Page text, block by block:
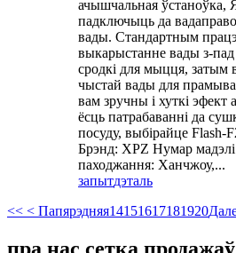
ачышчальная ўстаноўка,
падключыць да
вады. Стандартным
выкарыстанне вады з-
сродкі для мыцця, затым
чыстай вады для
вам зручны і хуткі эфект
ёсць патрабаванні да
посуду, выбірайце Flash-
Брэнд: XPZ Нумар
паходжання: Ханчжоу,...
запытдэталь
<< < Папярэдняя14151617181920